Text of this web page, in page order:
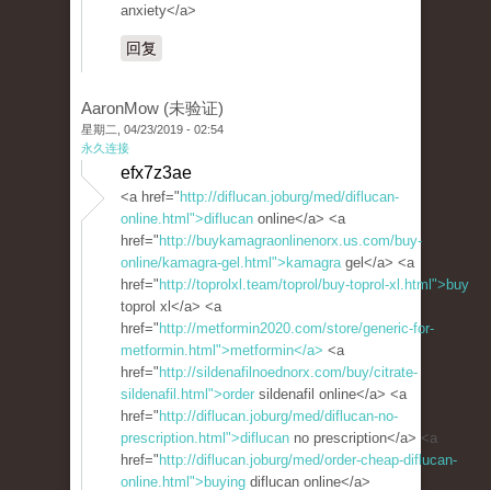
anxiety</a>
回复
AaronMow (未验证)
星期二, 04/23/2019 - 02:54
永久连接
efx7z3ae
<a href=" http://diflucan.joburg/med/diflucan-
online.html">diflucan online</a> <a
href=" http://buykamagraonlinenorx.us.com/buy-
online/kamagra-gel.html">kamagragel</a> <a
href=" http://toprolxl.team/toprol/buy-toprol-xl.html">buy
toprol xl</a> <a
href=" http://metformin2020.com/store/generic-for-
metformin.html">metformin</a> <a
href=" http://sildenafilnoednorx.com/buy/citrate-
sildenafil.html">order sildenafil online</a> <a
href=" http://diflucan.joburg/med/diflucan-no-
prescription.html">diflucan no prescription</a> <a
href=" http://diflucan.joburg/med/order-cheap-diflucan-
online.html">buying diflucan online</a>